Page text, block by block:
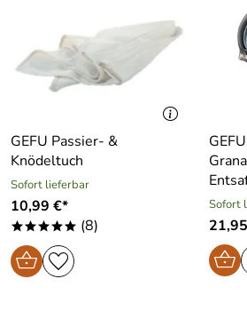
GEFU Passier- &
Knödeltuch
Sofort lieferbar
10,99 €*
***** (8)
GEFU
Sofort